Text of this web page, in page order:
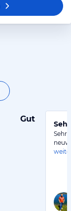
Gut
Sehr